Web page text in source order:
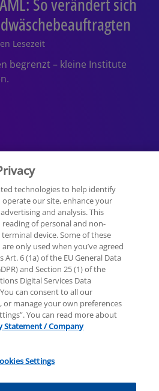
Lesezeit
begrenzt – kleine Institute
Datenschutzerklärung
Unternehmensangaben
nach deutschem Recht und
KPMG-Organisation
die KPMG
Private English Company
technologies to help identify
our site, enhance your
and analysis. This
of personal and non-
device. Some of these
only used when you’ve agreed
Art. 6 (1a) of the EU General Data
and Section 25 (1) of the
Digital Services Data
can consent to all our
or manage your own preferences
You can read more about
Statement / Company
Settings